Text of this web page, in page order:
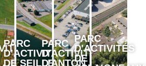
PARC
D’ACTIVITÉS
DE SEILLES
PARC
D'ACTIVITÉS
D'ANTON
PARC
D'ACTIVITÉS
DE